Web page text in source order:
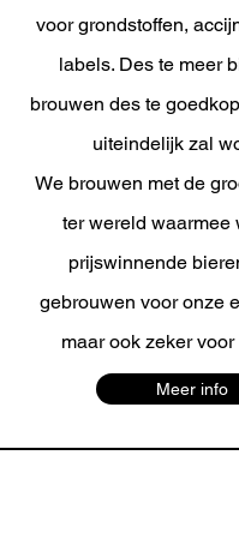
voor grondstoffen,
labels. Des te meer
brouwen des te
uiteindelijk zal
We brouwen met de
ter wereld waarmee
prijswinnende
gebrouwen voor onze
maar ook zeker
Meer info